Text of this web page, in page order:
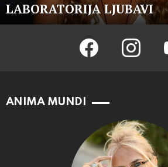
LABORATORIJA LJUBAVI
facebook instagram
ANIMA MUNDI